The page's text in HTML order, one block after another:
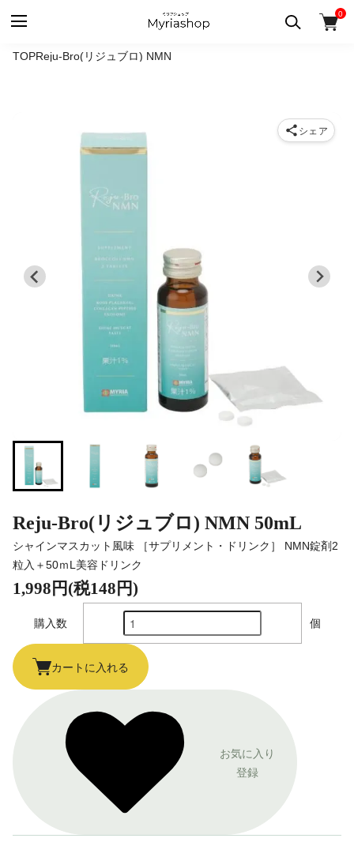
0
TOPReju-Bro(リジュブロ) NMN
Reju-Bro(リジュブロ) NMN 50mL
シャインマスカット風味 ［サプリメント・ドリンク］ NMN錠剤2
粒入＋50ｍL美容ドリンク
1,998円(税148円)
購入数 個
カートに入れる
お気に入り
登録
シェア